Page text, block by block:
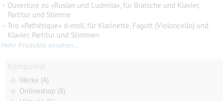
• Ouvertüre zu «Ruslan und Ludmila», für Bratsche und Klavier,
Partitur und Stimme
• Trio «Pathétique» d-moll, für Klarinette, Fagott (Violoncello) und
Klavier, Partitur und Stimmen
Mehr Produkte ansehen…
Werke (4)
Onlineshop (8)